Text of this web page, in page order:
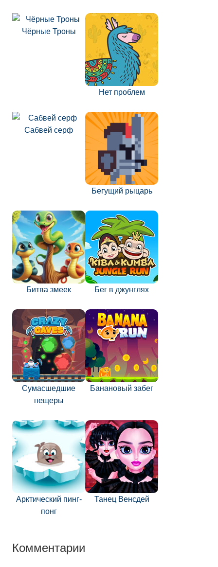
Чёрные Троны
Нет проблем
Сабвей серф
Бегущий рыцарь
Битва змеек Бег в джунглях
Сумасшедшие
пещеры
Банановый забег
Арктический пинг-
понг
Танец Венсдей
Комментарии